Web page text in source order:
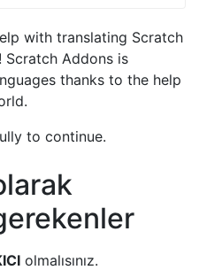
with translating Scratch
Scratch Addons is
thanks to the help
to continue.
olmalısınız.